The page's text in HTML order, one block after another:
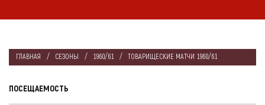
ГЛАВНАЯ СЕЗОНЫ 1960/61 ТОВАРИЩЕСКИЕ МАТЧИ 1960/61
ПОСЕЩАЕМОСТЬ